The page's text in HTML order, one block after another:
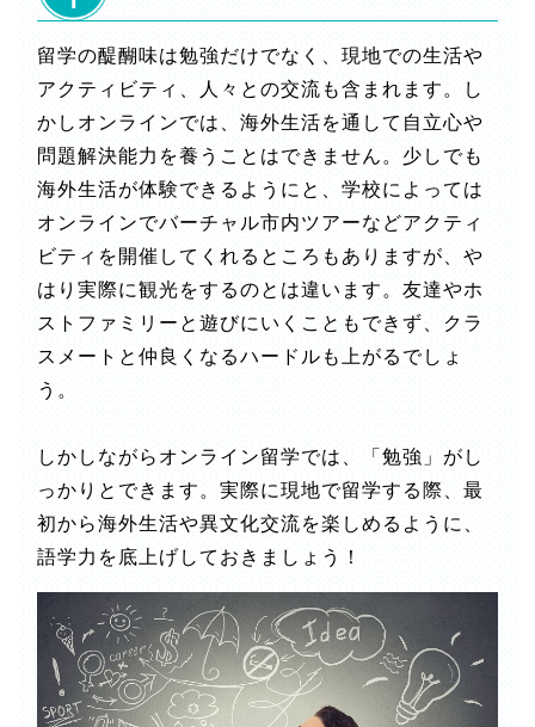
留学の醍醐味は勉強だけでなく、現地での生活や
アクティビティ、人々との交流も含まれます。し
かしオンラインでは、海外生活を通して自立心や
問題解決能力を養うことはできません。少しでも
海外生活が体験できるようにと、学校によっては
オンラインでバーチャル市内ツアーなどアクティ
ビティを開催してくれるところもありますが、や
はり実際に観光をするのとは違います。友達やホ
ストファミリーと遊びにいくこともできず、クラ
スメートと仲良くなるハードルも上がるでしょ
う。
しかしながらオンライン留学では、「勉強」がし
っかりとできます。実際に現地で留学する際、最
初から海外生活や異文化交流を楽しめるように、
語学力を底上げしておきましょう！